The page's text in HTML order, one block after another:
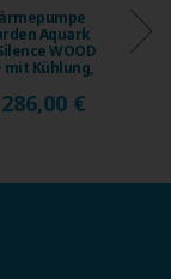
Aquark
WOOD
mit Kühlung,
€